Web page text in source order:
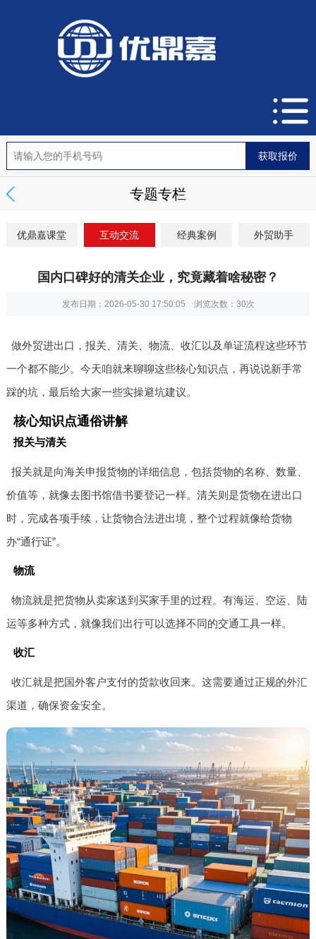
专题专栏
优鼎嘉课堂 互动交流 经典案例 外贸助手
国内口碑好的清关企业，究竟藏着啥秘密？
发布日期：2026-05-30 17:50:05 浏览次数： 30次
做外贸进出口，报关、清关、物流、收汇以及单证流程这些环节
一个都不能少。今天咱就来聊聊这些核心知识点，再说说新手常
踩的坑，最后给大家一些实操避坑建议。
核心知识点通俗讲解
报关与清关
报关就是向海关申报货物的详细信息，包括货物的名称、数量、
价值等，就像去图书馆借书要登记一样。清关则是货物在进出口
时，完成各项手续，让货物合法进出境，整个过程就像给货物
办“通行证”。
物流
物流就是把货物从卖家送到买家手里的过程。有海运、空运、陆
运等多种方式，就像我们出行可以选择不同的交通工具一样。
收汇
收汇就是把国外客户支付的货款收回来。这需要通过正规的外汇
渠道，确保资金安全。